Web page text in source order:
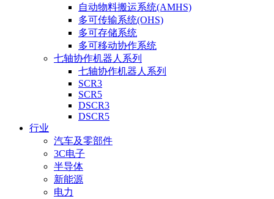
自动物料搬运系统(AMHS)
多可传输系统(OHS)
多可存储系统
多可移动协作系统
七轴协作机器人系列
七轴协作机器人系列
SCR3
SCR5
DSCR3
DSCR5
行业
汽车及零部件
3C电子
半导体
新能源
电力